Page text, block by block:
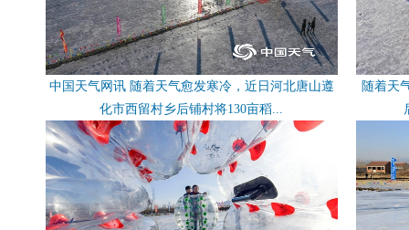
中国天气网讯 随着天气愈发寒冷，近日河北唐山遵
化市西留村乡后铺村将130亩稻...
随着天